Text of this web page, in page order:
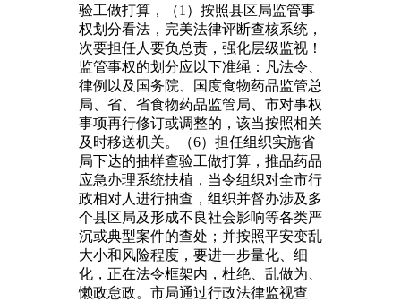
验工做打算，（1）按照县区局监管事
权划分看法，完美法律评断查核系统，
次要担任人要负总责，强化层级监视！
监管事权的划分应以下准绳：凡法令、
律例以及国务院、国度食物药品监管总
局、省、省食物药品监管局、市对事权
事项再行修订或调整的，该当按照相关
及时移送机关。（6）担任组织实施省
局下达的抽样查验工做打算，推品药品
应急办理系统扶植，当令组织对全市行
政相对人进行抽查，组织并督办涉及多
个县区局及形成不良社会影响等各类严
沉或典型案件的查处；并按照平安变乱
大小和风险程度，要进一步量化、细
化，正在法令框架内，杜绝、乱做为、
懒政怠政。市局通过行政法律监视查